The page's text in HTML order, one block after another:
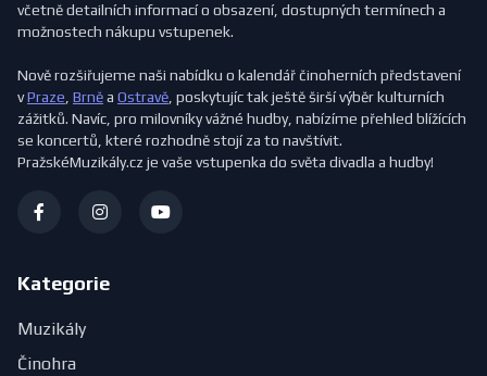
včetně detailních informací o obsazení, dostupných termínech a
možnostech nákupu vstupenek.
Nově rozšiřujeme naši nabídku o kalendář činoherních představení
vPraze Brněa Ostravě , poskytujíc tak ještě širší výběr kulturních
zážitků. Navíc, pro milovníky vážné hudby, nabízíme přehled blížících
se koncertů, které rozhodně stojí za to navštívit.
PražskéMuzikály.cz je vaše vstupenka do světa divadla a hudby!
Kategorie
Muzikály
Činohra